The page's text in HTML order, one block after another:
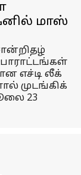
மாஸ்
எச்டி லீக்
முடங்கிக்
23